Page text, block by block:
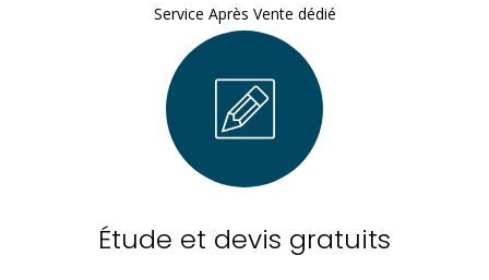
Service Après Vente dédié
Étude et devis gratuits